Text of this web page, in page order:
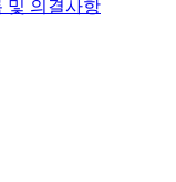
및 의결사항